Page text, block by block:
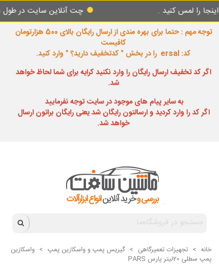
کنید . چت آنلاین سایت در طول شبانه
توجه مهم : حتما برای بهره مندی از ارسال رایگان بالای 500 هزارتومان
کافیست
کد: ersal را در بخش " کدتخفیف دارید؟ " وارد کنید.
اگر کد تخفیف ارسال رایگان را وارد نکنید کرایه برای شما لحاظ خواهد
شد.
به سایر پیام های موجود در سایت توجه نفرمایید
اگر کد را وارد کردید و ارسالتون رایگان شد یعنی رایگان براتون ارسال
خواهد شد.
خانه > تجهیزات تعمیرگاهی > گیریس پمپ و واسکازین پمپ > واسکازین
پمپ سطلی 20لیتر پارس PARS